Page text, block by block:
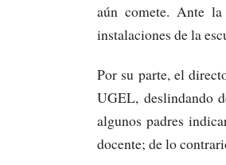
aún comete. Ante
instalaciones de la
Por su parte, el
UGEL, deslindando
algunos padres
docente; de lo